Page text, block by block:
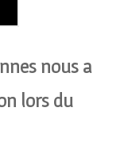
nous a
lors du